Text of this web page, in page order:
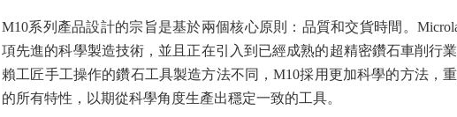
M10系列產品設計的宗旨是基於兩個核心原則：品質和交貨時間。
項先進的科學製造技術，並且正在引入到已經成熟的超精密鑽石車削行
賴工匠手工操作的鑽石工具製造方法不同，M10採用更加科學的方法，
的所有特性，以期從科學角度生產出穩定一致的工具。